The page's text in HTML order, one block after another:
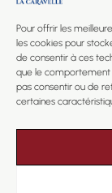
Pour offrir les
les cookies pour
de consentir à ces
que le comportement
pas consentir ou de
certainesMentions
Plan du site